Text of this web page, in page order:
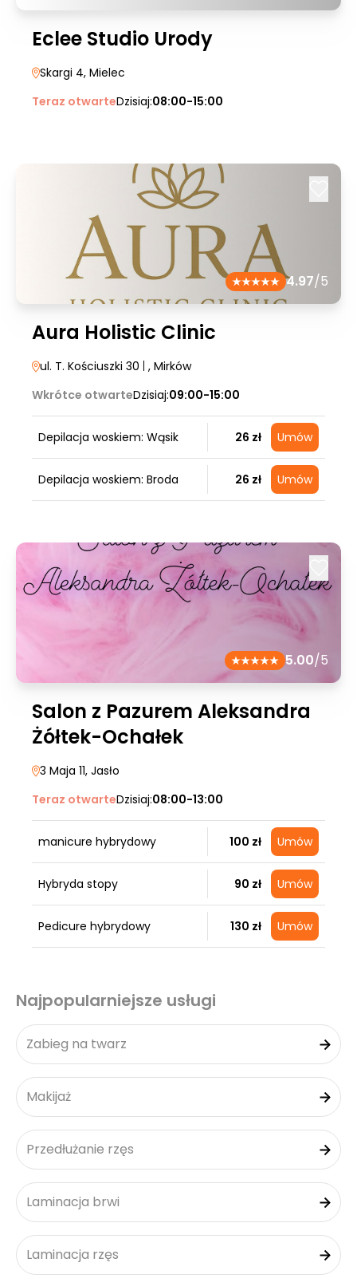
Eclee Studio Urody
Skargi 4, Mielec
Teraz otwarteDzisiaj:08:00-15:00
4.97/5
Aura Holistic Clinic
ul. T. Kościuszki 30 , Mirków
Wkrótce otwarteDzisiaj:09:00-15:00
Depilacja woskiem: Wąsik 26 zł Umów
Depilacja woskiem: Broda 26 zł Umów
5.00/5
Salon z Pazurem Aleksandra
Żółtek-Ochałek
3 Maja 11, Jasło
Teraz otwarteDzisiaj:08:00-13:00
manicure hybrydowy 100 zł Umów
Hybryda stopy 90 zł Umów
Pedicure hybrydowy 130 zł Umów
Najpopularniejsze usługi
Zabieg na twarz
Makijaż
Przedłużanie rzęs
Laminacja brwi
Laminacja rzęs